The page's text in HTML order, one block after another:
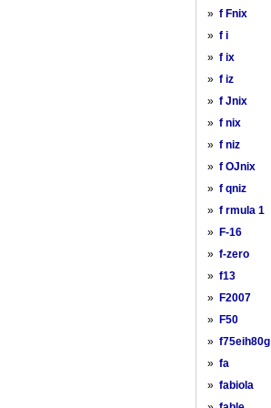
» f Fnix
» f i
» f ix
» f iz
» f Jnix
» f nix
» f niz
» f OJnix
» f qniz
» f rmula 1
» F-16
» f-zero
» f13
» F2007
» F50
» f75eih80g
» fa
» fabiola